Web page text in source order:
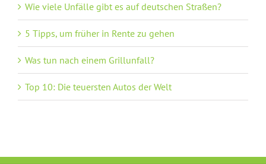
Wie viele Unfälle gibt es auf deutschen Straßen?
5 Tipps, um früher in Rente zu gehen
Was tun nach einem Grillunfall?
Top 10: Die teuersten Autos der Welt